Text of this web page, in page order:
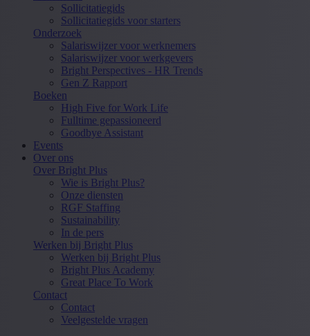
Sollicitatiegids
Sollicitatiegids voor starters
Onderzoek
Salariswijzer voor werknemers
Salariswijzer voor werkgevers
Bright Perspectives - HR Trends
Gen Z Rapport
Boeken
High Five for Work Life
Fulltime gepassioneerd
Goodbye Assistant
Events
Over ons
Over Bright Plus
Wie is Bright Plus?
Onze diensten
RGF Staffing
Sustainability
In de pers
Werken bij Bright Plus
Werken bij Bright Plus
Bright Plus Academy
Great Place To Work
Contact
Contact
Veelgestelde vragen